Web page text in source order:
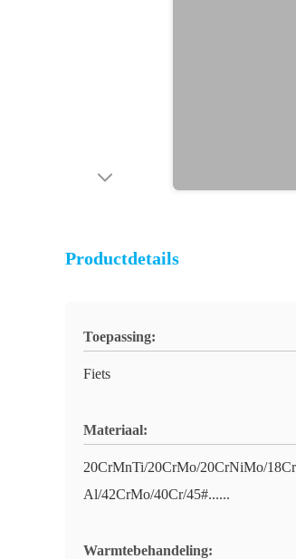
Productdetails
Toepassing:
Fiets
Materiaal:
20CrMnTi/20CrMo/20CrNiMo/
Al/42CrMo/40Cr/45#......
Warmtebehandeling: